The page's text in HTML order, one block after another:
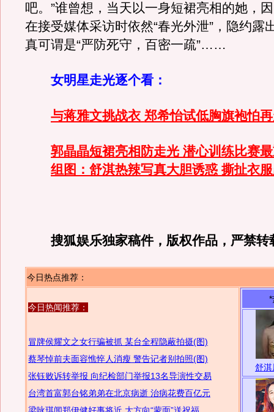
吧。”谁曾想，当天以一身短裙亮相的她，
在接受媒体采访时依然“春光外泄”，隐约露
真可谓是“严防死守，百密一疏”……
女明星走光逐个看：
与蒋雅文挑战衣 郑希怡试低胸旗袍怕
郭晶晶短裙亮相防走光 潜心训练比赛
组图：舒淇热辣写真大胆诱惑 撕扯衣
搜狐娱乐独家稿件，版权作品，严禁转
今日热点推荐：
今日热闻推荐：
冒牌侯耀文之女行骗被抓 某台全程隐蔽拍摄(图)
蔡琴悼前夫面容憔悴人消瘦 警告记者别拍照(图)
张钰败诉转举报 向纪检部门举报13名导演性交易
台湾首富郭台铭弟弟在北京病逝 治病花费百亿元
*
舒淇